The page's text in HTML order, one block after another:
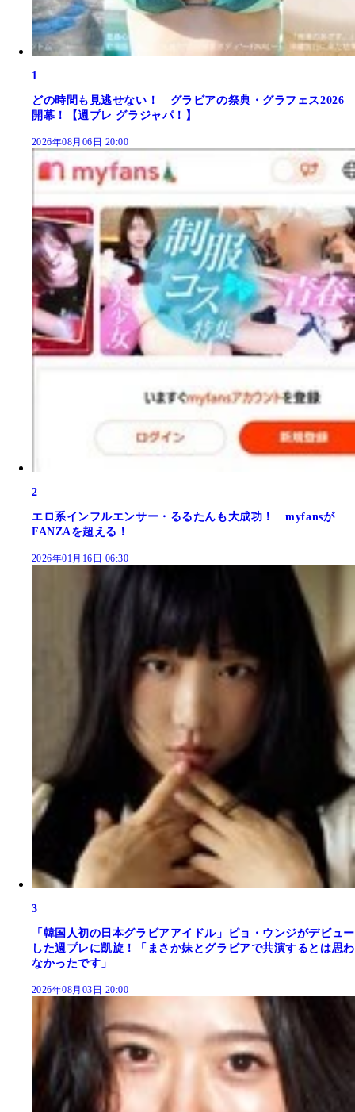
1
どの時間も見逃せない！ グラビアの祭典・グラフェス2026
開幕！【週プレ グラジャパ！】
2026年08月06日 20:00
2
エロ系インフルエンサー・るるたんも大成功！ myfansが
FANZAを超える！
2026年01月16日 06:30
3
「韓国人初の日本グラビアアイドル」ピョ・ウンジがデビュー
した週プレに凱旋！「まさか妹とグラビアで共演するとは思わ
なかったです」
2026年08月03日 20:00